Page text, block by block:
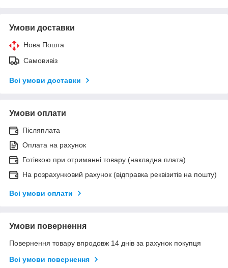
Умови доставки
Нова Пошта
Самовивіз
Всі умови доставки
Умови оплати
Післяплата
Оплата на рахунок
Готівкою при отриманні товару (накладна плата)
На розрахунковий рахунок (відправка реквізитів на пошту)
Всі умови оплати
Умови повернення
Повернення товару впродовж 14 днів за рахунок покупця
Всі умови повернення